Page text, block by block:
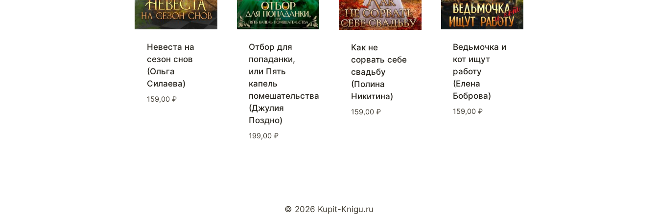
Невеста на
сезон снов
(Ольга
Силаева)
159,00 ₽
Отбор для
попаданки,
или Пять
капель
помешательства
(Джулия
Поздно)
199,00 ₽
Как не
сорвать себе
свадьбу
(Полина
Никитина)
159,00 ₽
Ведьмочка и
кот ищут
работу
(Елена
Боброва)
159,00 ₽
© 2026 Kupit-Knigu.ru